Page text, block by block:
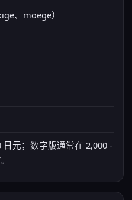
、moege）
日元；数字版通常在 2,000 -